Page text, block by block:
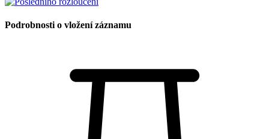
Podrobnosti o vložení záznamu